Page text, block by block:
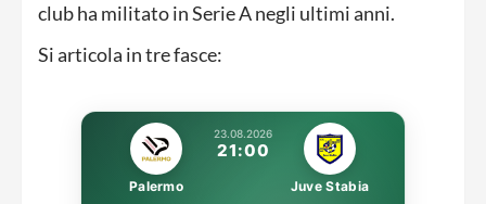
club ha militato in Serie A negli ultimi anni.
Si articola in tre fasce:
23.08.2026
21:00
Palermo Juve Stabia